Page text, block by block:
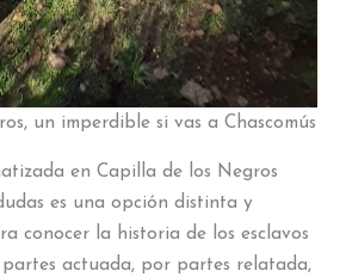
un imperdible si vas a Chascomús
en Capilla de los Negros
es una opción distinta y
conocer la historia de los esclavos
partes actuada, por partes relatada,